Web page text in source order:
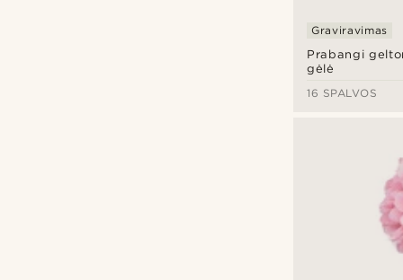
Prabangi
gėlė
Graviravimas
16 SPALVOS